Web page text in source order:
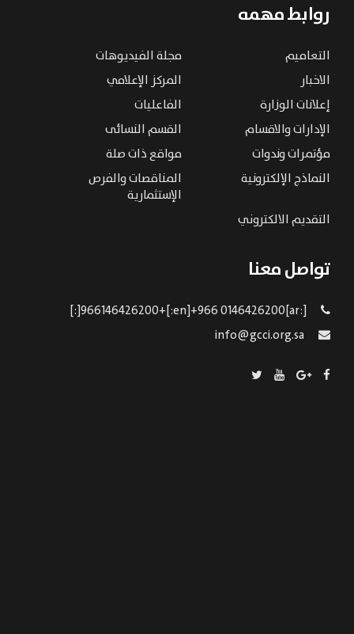
روابط مهمه
التعاميم
مجلة الفيديوهات
الاخبار
المركز الإعلامي
إعلانات الوزارة
الفاعليات
الإدارات والاقسام
القسم النسائى
مؤتمرات وندوات
مواقع ذات صلة
النماذج الإلكترونية
المناقصات والفرص
الإستثمارية
التقديم الالكتروني
تواصل معنا
[:ar]966146426200+[:en]+966 0146426200[:]